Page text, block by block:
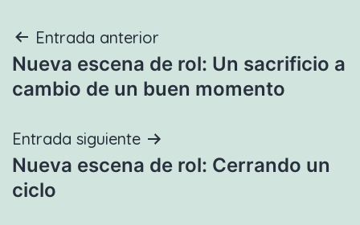
Navegación
de
Entrada anterior
Nueva escena de rol: Un sacrificio a
cambio de un buen momento
Entrada siguiente
Nueva escena de rol: Cerrando un
ciclo